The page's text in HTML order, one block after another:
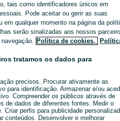
- CDS - Música
Discos Vinil - CDS -
Vinil - CDS - Música - Santa Cruz da
Cliques:
tais como identificadores únicos em
Pode aceitar ou gerir as suas
em qualquer momento na página da
serão sinalizadas aos nossos
Política de cookies,
tratamos os dados para
precisos. Procurar ativamente as
para identificação. Armazenar e/ou
Compreender os públicos através de
de dados de diferentes fontes. Medir o
Criar perfis para publicidade
conteúdos. Desenvolver e melhorar